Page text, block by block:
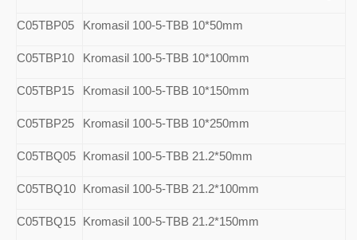
C05TBP05 Kromasil 100-5-TBB 10*50mm
C05TBP10 Kromasil 100-5-TBB 10*100mm
C05TBP15 Kromasil 100-5-TBB 10*150mm
C05TBP25 Kromasil 100-5-TBB 10*250mm
C05TBQ05 Kromasil 100-5-TBB 21.2*50mm
C05TBQ10 Kromasil 100-5-TBB 21.2*100mm
C05TBQ15 Kromasil 100-5-TBB 21.2*150mm